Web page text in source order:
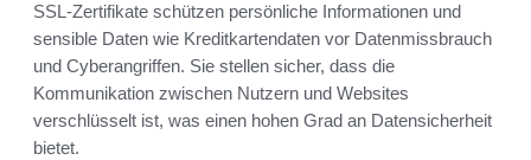
SSL-Zertifikate schützen persönliche Informationen und
sensible Daten wie Kreditkartendaten vor Datenmissbrauch
und Cyberangriffen. Sie stellen sicher, dass die
Kommunikation zwischen Nutzern und Websites
verschlüsselt ist, was einen hohen Grad an Datensicherheit
bietet.